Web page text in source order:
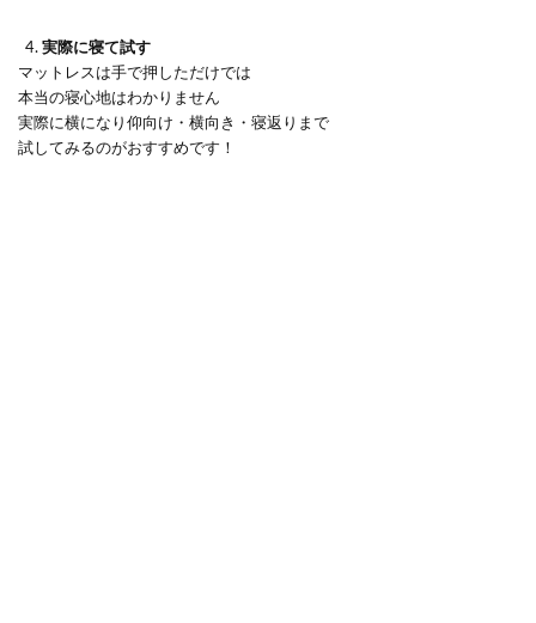
実際に寝て試す
マットレスは手で押しただけでは
本当の寝心地はわかりません
実際に横になり仰向け・横向き・寝返りまで
試してみるのがおすすめです！